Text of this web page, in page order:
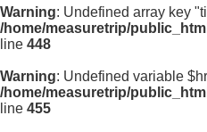
Warning: Undefined array key
/home/measuretrip/
line 448
Warning: Undefined variable
/home/measuretrip/
line 455